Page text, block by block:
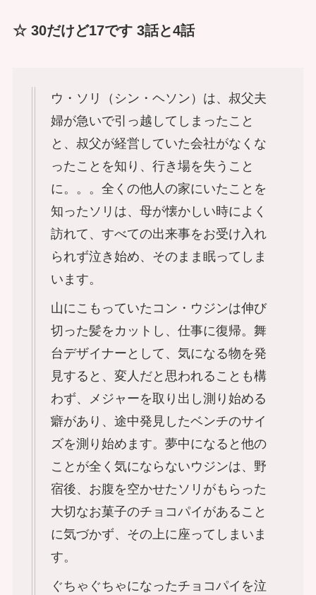
☆ 30だけど17です 3話と4話
ウ・ソリ（シン・ヘソン）は、叔父夫
婦が急いで引っ越してしまったこと
と、叔父が経営していた会社がなくな
ったことを知り、行き場を失うこと
に。。。全くの他人の家にいたことを
知ったソリは、母が懐かしい時によく
訪れて、すべての出来事をお受け入れ
られず泣き始め、そのまま眠ってしま
います。
山にこもっていたコン・ウジンは伸び
切った髪をカットし、仕事に復帰。舞
台デザイナーとして、気になる物を発
見すると、変人だと思われることも構
わず、メジャーを取り出し測り始める
癖があり、途中発見したベンチのサイ
ズを測り始めます。夢中になると他の
ことが全く気にならないウジンは、野
宿後、お腹を空かせたソリがもらった
大切なお菓子のチョコパイがあること
に気づかず、その上に座ってしまいま
す。
ぐちゃぐちゃになったチョコパイを泣